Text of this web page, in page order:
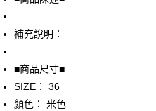
悠遊付
全盈+PAY
AFTEE先享後付
相關說明
補充說明：
■商品尺寸■
SIZE： 36
顏色： 米色